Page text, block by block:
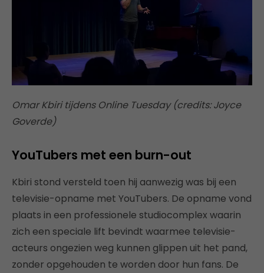
Omar Kbiri tijdens Online Tuesday (credits: Joyce
Goverde)
YouTubers met een burn-out
Kbiri stond versteld toen hij aanwezig was bij een
televisie-opname met YouTubers. De opname vond
plaats in een professionele studiocomplex waarin
zich een speciale lift bevindt waarmee televisie-
acteurs ongezien weg kunnen glippen uit het pand,
zonder opgehouden te worden door hun fans. De